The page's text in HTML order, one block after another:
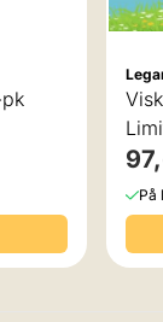
På